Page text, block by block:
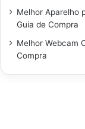
Melhor Aparelho
Guia de Compra
Melhor Webcam
Compra